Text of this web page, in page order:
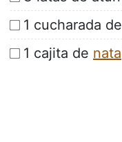
1 cucharada
1 cajita de nata